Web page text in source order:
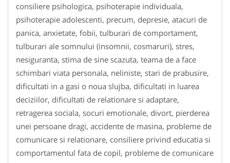
consiliere psihologica, psihoterapie individuala,
psihoterapie adolescenti, precum, depresie, atacuri de
panica, anxietate, fobii, tulburari de comportament,
tulburari ale somnului (insomnii, cosmaruri), stres,
nesiguranta, stima de sine scazuta, teama de a face
schimbari viata personala, neliniste, stari de prabusire,
dificultati in a gasi o noua slujba, dificultati in luarea
deciziilor, dificultati de relationare si adaptare,
retragerea sociala, socuri emotionale, divort, pierderea
unei persoane dragi, accidente de masina, probleme de
comunicare si relationare, consiliere privind educatia si
comportamentul fata de copil, probleme de comunicare